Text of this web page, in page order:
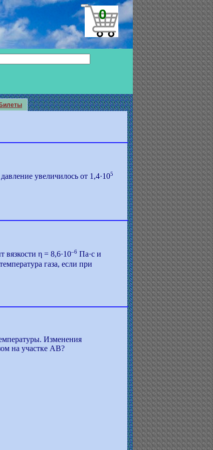
0
Билеты
увеличилось от 1,4·105
η = 8,6·10–6 Па·с и
газа, если при
Изменения
на участке AB?